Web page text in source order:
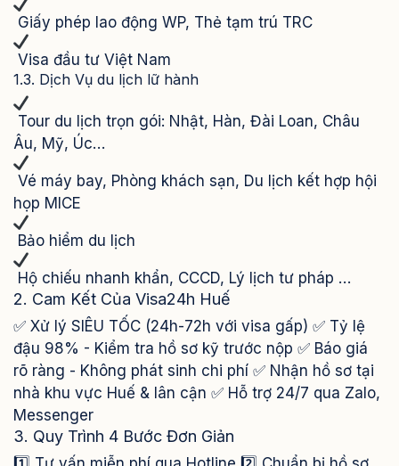
Giấy phép lao động WP, Thẻ tạm trú TRC
Visa đầu tư Việt Nam
1.3. Dịch Vụ du lịch lữ hành
Tour du lịch trọn gói: Nhật, Hàn, Đài Loan, Châu
Âu, Mỹ, Úc…
Vé máy bay, Phòng khách sạn, Du lịch kết hợp hội
họp MICE
Bảo hiểm du lịch
Hộ chiếu nhanh khẩn, CCCD, Lý lịch tư pháp …
2. Cam Kết Của Visa24h Huế
✅ Xử lý SIÊU TỐC (24h-72h với visa gấp) ✅ Tỷ lệ
đậu 98% - Kiểm tra hồ sơ kỹ trước nộp ✅ Báo giá
rõ ràng - Không phát sinh chi phí ✅ Nhận hồ sơ tại
nhà khu vực Huế & lân cận ✅ Hỗ trợ 24/7 qua Zalo,
Messenger
3. Quy Trình 4 Bước Đơn Giản